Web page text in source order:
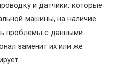
и датчики, которые
машины, на наличие
проблемы с данными
заменит их или же